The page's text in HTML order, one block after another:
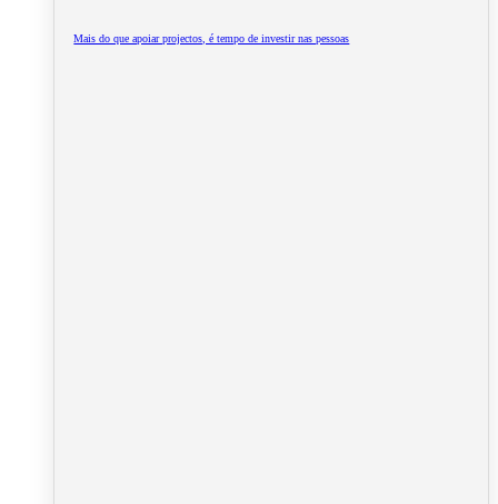
Mais do que apoiar projectos, é tempo de investir nas pessoas